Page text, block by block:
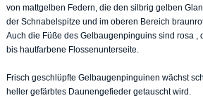
von mattgelben Federn, die den silbrig gelben
der Schnabelspitze und im oberen Bereich
Auch die Füße des Gelbaugenpinguins sind rosa
bis hautfarbene Flossenunterseite.
Frisch geschlüpfte Gelbaugenpinguinen wächst
heller gefärbtes Daunengefieder getauscht wird.